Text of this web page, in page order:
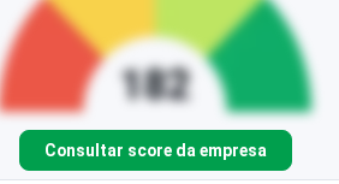
Consultar score da empresa